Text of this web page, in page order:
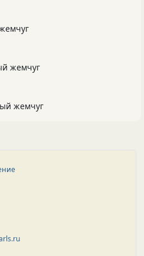
жемчуг
жемчуг